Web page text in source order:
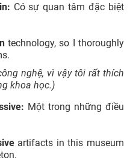
Có sự quan tâm đặc biệt
technology, so I thoroughly
nghệ, vì vậy tôi rất thích
khoa học.)
Một trong những điều
artifacts in this museum